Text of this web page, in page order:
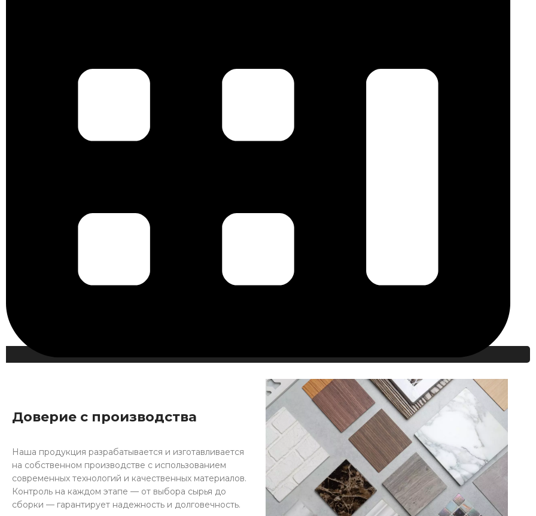
Доверие с производства
Наша продукция разрабатывается и изготавливается
на собственном производстве с использованием
современных технологий и качественных материалов.
Контроль на каждом этапе — от выбора сырья до
сборки — гарантирует надежность и долговечность.